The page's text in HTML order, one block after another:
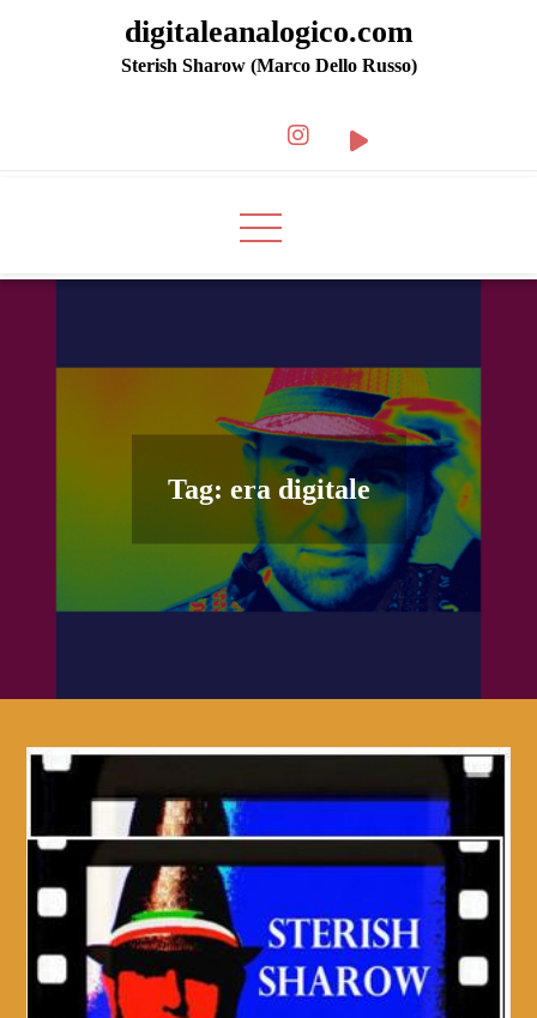
digitaleanalogico.com
Sterish Sharow (Marco Dello Russo)
Tag: era digitale